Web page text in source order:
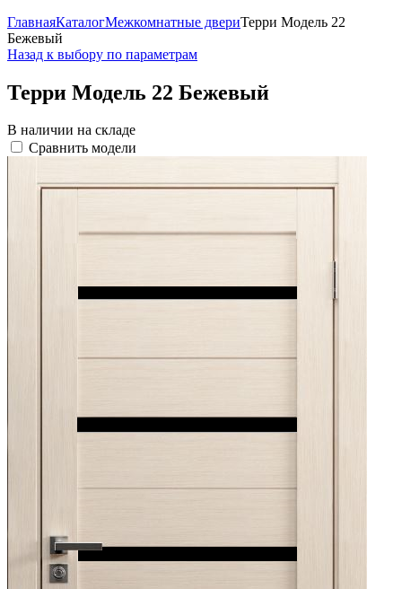
ГлавнаяКаталогМежкомнатные двериТерри Модель 22
Бежевый
Назад к выбору по параметрам
Терри Модель 22 Бежевый
В наличии на складе
Сравнить модели